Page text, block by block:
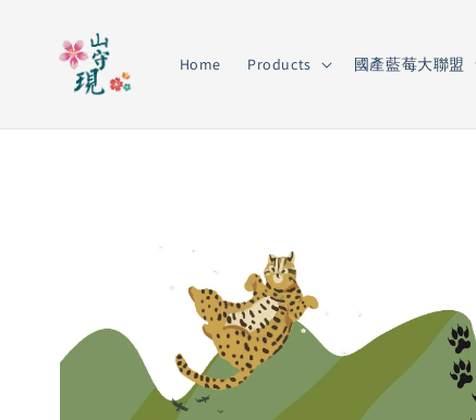
Home Products 國產藍莓大聯盟